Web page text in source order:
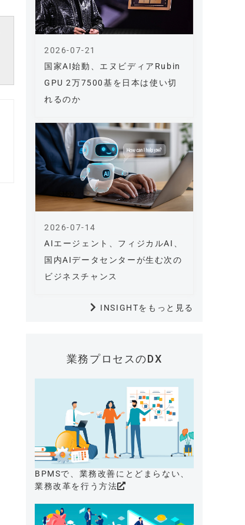
国家AI始動、エヌビディアRubin
GPU 2万7500基を日本は使い切
れるのか
2026-07-21
AIエージェント、フィジカルAI、
国内AIデータセンターが生む次の
ビジネスチャンス
2026-07-14
INSIGHTをもっと見る
業務プロセスのDX
BPMSで、業務改善にとどまらない、
業務改革を行う方法